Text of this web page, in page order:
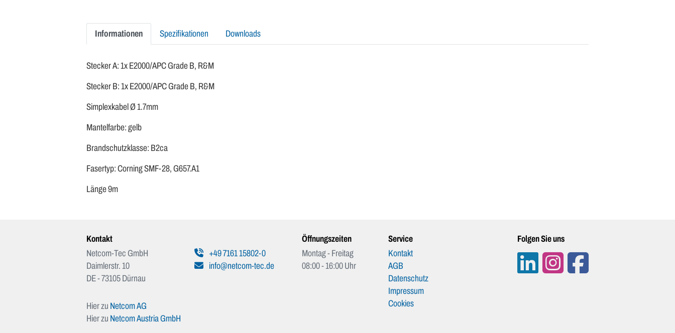
Informationen Spezifikationen Downloads
Stecker A: 1x E2000/APC Grade B, R&M
Stecker B: 1x E2000/APC Grade B, R&M
Simplexkabel Ø 1.7mm
Mantelfarbe: gelb
Brandschutzklasse: B2ca
Fasertyp: Corning SMF-28, G657.A1
Länge 9m
Kontakt
Netcom-Tec GmbH
Daimlerstr. 10
DE - 73105 Dürnau
+49 7161 15802-0
info@netcom-tec.de
Hier zu Netcom AG
Hier zu Netcom Austria GmbH
Öffnungszeiten
Montag - Freitag
08:00 - 16:00 Uhr
Service
Kontakt
AGB
Datenschutz
Impressum
Cookies
Folgen Sie uns